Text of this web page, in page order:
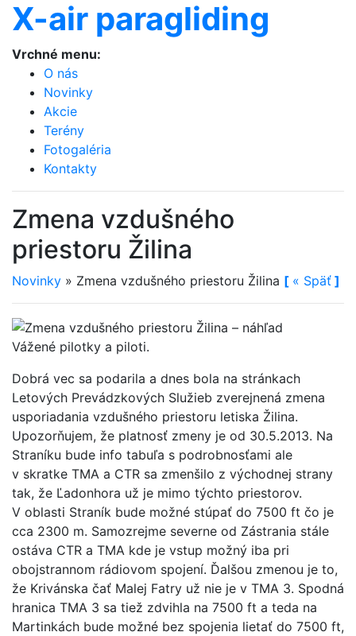
X-air paragliding
Vrchné menu:
O nás
Novinky
Akcie
Terény
Fotogaléria
Kontakty
Zmena vzdušného
priestoru Žilina
Novinky » Zmena vzdušného priestoru Žilina [ « Späť ]
Vážené pilotky a piloti.
Dobrá vec sa podarila a dnes bola na stránkach
Letových Prevádzkových Služieb zverejnená zmena
usporiadania vzdušného priestoru letiska Žilina.
Upozorňujem, že platnosť zmeny je od 30.5.2013. Na
Straníku bude info tabuľa s podrobnosťami ale
v skratke TMA a CTR sa zmenšilo z východnej strany
tak, že Ľadonhora už je mimo týchto priestorov.
V oblasti Straník bude možné stúpať do 7500 ft čo je
cca 2300 m. Samozrejme severne od Zástrania stále
ostáva CTR a TMA kde je vstup možný iba pri
obojstrannom rádiovom spojení. Ďalšou zmenou je to,
že Krivánska čať Malej Fatry už nie je v TMA 3. Spodná
hranica TMA 3 sa tiež zdvihla na 7500 ft a teda na
Martinkách bude možné bez spojenia lietať do 7500 ft,